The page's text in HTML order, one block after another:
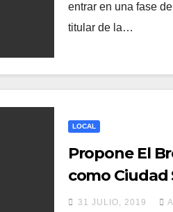
entrar en una fase
titular de la…
LOCAL
Propone El
como
31 JULIO, 2019